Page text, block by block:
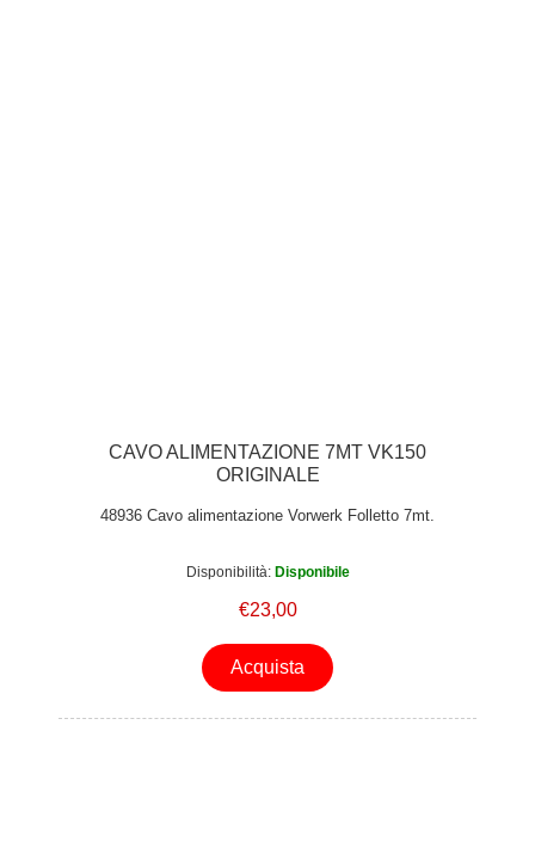
CAVO ALIMENTAZIONE 7MT VK150
ORIGINALE
48936 Cavo alimentazione Vorwerk Folletto 7mt.
Disponibilità: Disponibile
€23,00
Acquista